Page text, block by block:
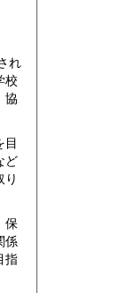
れ
校
協
目
ど
保
係
指